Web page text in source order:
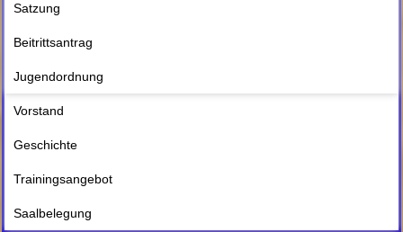
Satzung
Beitrittsantrag
Jugendordnung
Vorstand
Geschichte
Trainingsangebot
Saalbelegung